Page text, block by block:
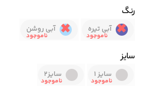
رنگ
آبی تیره آبی روشن
سایز
سایز 1 سایز2